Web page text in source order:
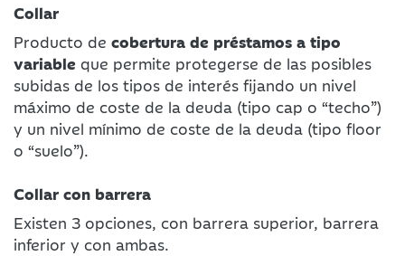
Collar
Producto de cobertura de préstamos a tipo
variable que permite protegerse de las posibles
subidas de los tipos de interés fijando un nivel
máximo de coste de la deuda (tipo cap o “techo”)
y un nivel mínimo de coste de la deuda (tipo floor
o “suelo”).
Collar con barrera
Existen 3 opciones, con barrera superior, barrera
inferior y con ambas.